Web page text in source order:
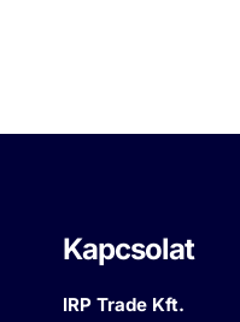
Kapcsolat
IRP Trade Kft.